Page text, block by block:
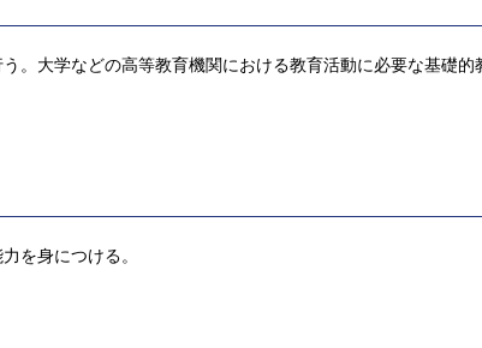
。大学などの高等教育機関における教育活動に必要な基礎
を身につける。